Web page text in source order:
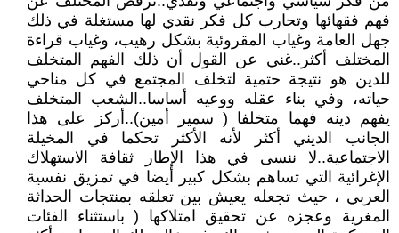
فهم فقهائها وتحارب كل فكر نقدي لها مستغلة في ذلك
جهل العامة وغياب المقروئية بشكل رهيب، وغياب قراءة
المختلف أكثر..غني عن القول أن ذلك الفهم المتخلف
للدين هو نتيجة حتمية لتخلف المجتمع في كل مناحي
حياته، وفي بناء عقله ووعيه أساسا..الشعب المتخلف
يفهم دينه فهما متخلفا ( سمير أمين)..أركز على هذا
الجانب الديني أكثر لأنه الأكثر تحكما في المخيلة
الاجتماعية..لا ننسى في هذا الإطار ثقافة الاستهلاك
الإغرائية التي تساهم بشكل كبير أيضا في تمزيق نفسية
العربي ، حيث تجعله يعيش بين تعلقه بمنتجات الحداثة
المغرية وعجزه عن تحقيق امتلاكها ( باستثناء الفئات